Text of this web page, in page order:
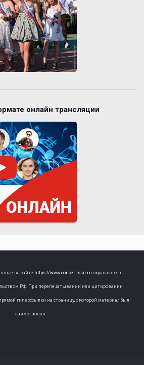
онлайн трансляции
на сайте https://www.concert-star.ru охраняются в
РФ. При перепечатывании или цитировании,
гиперссылки на страницу, с которой материал был
заимствован.